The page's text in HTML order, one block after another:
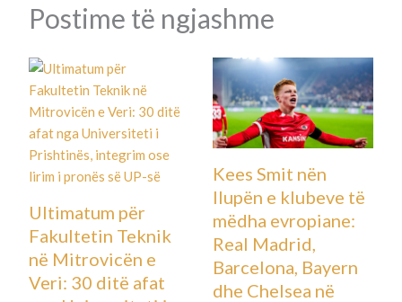
Postime të ngjashme
Ultimatum për
Fakultetin Teknik
në Mitrovicën e
Veri: 30 ditë afat
Kees Smit nën
llupën e klubeve të
mëdha evropiane:
Real Madrid,
Barcelona, Bayern
dhe Chelsea në